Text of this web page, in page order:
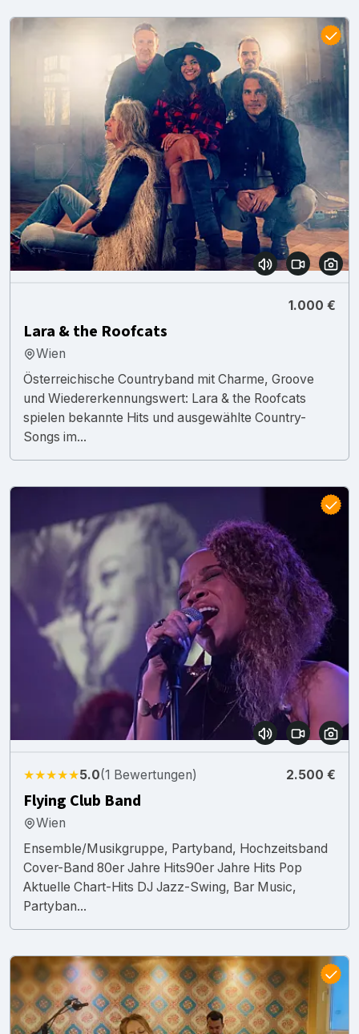
1.000 €
Lara & the Roofcats
Wien
Österreichische Countryband mit Charme, Groove
und Wiedererkennungswert: Lara & the Roofcats
spielen bekannte Hits und ausgewählte Country-
Songs im...
★★★★★5.0(1 Bewertungen) 2.500 €
Flying Club Band
Wien
Ensemble/Musikgruppe, Partyband, Hochzeitsband
Cover-Band 80er Jahre Hits90er Jahre Hits Pop
Aktuelle Chart-Hits DJ Jazz-Swing, Bar Music,
Partyban...